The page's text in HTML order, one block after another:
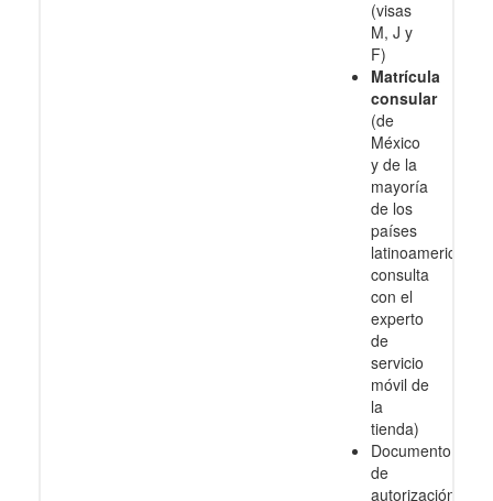
(visas
M, J y
F)
Matrícula
consular
(de
México
y de la
mayoría
de los
países
latinoamericanos,
consulta
con el
experto
de
servicio
móvil de
la
tienda)
Documento
de
autorización